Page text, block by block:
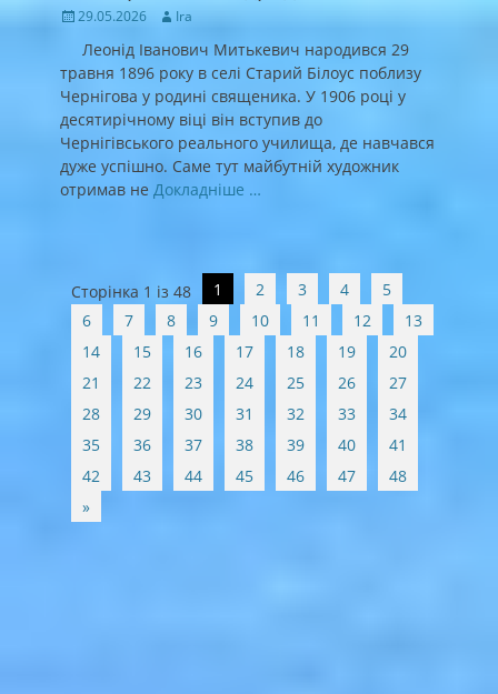
Posted
29.05.2026 Author
Ira
Леонід Іванович Митькевич народився 29
травня 1896 року в селі Старий Білоус поблизу
Чернігова у родині священика. У 1906 році у
десятирічному віці він вступив до
Чернігівського реального училища, де навчався
дуже успішно. Саме тут майбутній художник
отримав не Докладніше …
Post
navigation
Сторінка 1 із 48 1 2 3 4
5
6
7 8 9 10 11 12
13
14
15 16 17 18 19
20
21
22 23 24 25 26
27
28
29 30 31 32 33
34
35
36 37 38 39 40
41
42
43 44 45 46 47
48
»